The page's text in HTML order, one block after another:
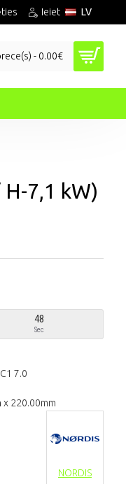
LV
Ieiet
- 0.00€
7,1 kW)
47
Sec
7.0
x 220.00mm
NORDIS